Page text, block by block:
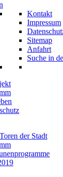
Kontakt
Impressum
Sitemap
Anfahrt
Suche in
der Stadt